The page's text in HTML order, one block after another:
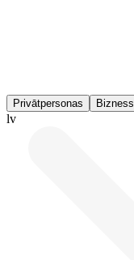
Privātpersonas Bizness
lv